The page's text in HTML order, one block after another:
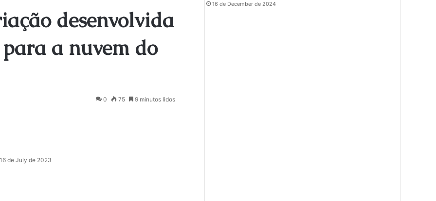
desenvolvida
a nuvem do
16 de July de 2023
0 75 9 minutos lidos
16 de December de 2024